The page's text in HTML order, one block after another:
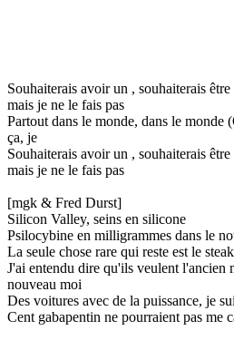
Souhaiterais avoir un , souhaiterais
mais je ne le fais pas
Partout dans le monde, dans le monde
ça, je
Souhaiterais avoir un , souhaiterais
mais je ne le fais pas
[mgk & Fred Durst]
Silicon Valley, seins en silicone
Psilocybine en milligrammes dans le
La seule chose rare qui reste est le
J'ai entendu dire qu'ils veulent l'ancien
nouveau moi
Des voitures avec de la puissance, je
Cent gabapentin ne pourraient pas me